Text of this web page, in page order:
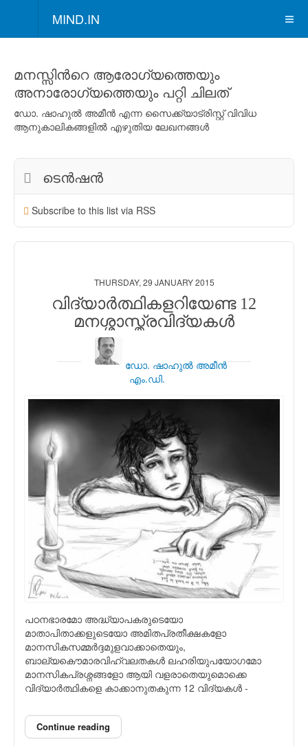
MIND.IN
മനസ്സിന്‍റെ ആരോഗ്യത്തെയും
അനാരോഗ്യത്തെയും പറ്റി ചിലത്
ഡോ. ഷാഹുല്‍ അമീന്‍ എന്ന സൈക്ക്യാട്രിസ്റ്റ് വിവിധ
ആനുകാലികങ്ങളില്‍ എഴുതിയ ലേഖനങ്ങള്‍
ടെന്‍ഷന്‍
Subscribe to this list via RSS
THURSDAY, 29 JANUARY 2015
വിദ്യാര്‍ത്ഥികളറിയേണ്ട 12
മനശ്ശാസ്ത്രവിദ്യകള്‍
ഡോ. ഷാഹുല്‍ അമീന്‍
എം.ഡി.
പഠനഭാരമോ അദ്ധ്യാപകരുടെയോ
മാതാപിതാക്കളുടെയോ അമിതപ്രതീക്ഷകളോ
മാനസികസമ്മര്‍ദ്ദമുളവാക്കാതെയും,
ബാല്യകൌമാരവിഹ്വലതകള്‍ ലഹരിയുപയോഗമോ
മാനസികപ്രശ്നങ്ങളോ ആയി വളരാതെയുമൊക്കെ
വിദ്യാര്‍ത്ഥികളെ കാക്കാനുതകുന്ന 12 വിദ്യകള്‍ -
Continue reading